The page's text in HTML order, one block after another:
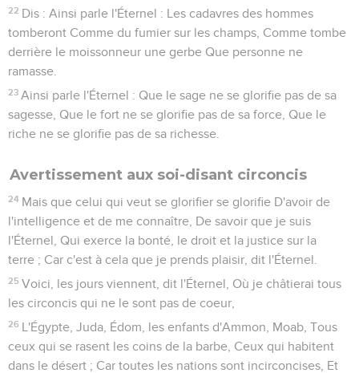
22 Dis : Ainsi parle l'Éternel : Les cadavres des hommes
tomberont Comme du fumier sur les champs, Comme tombe
derrière le moissonneur une gerbe Que personne ne
ramasse.
23 Ainsi parle l'Éternel : Que le sage ne se glorifie pas de sa
sagesse, Que le fort ne se glorifie pas de sa force, Que le
riche ne se glorifie pas de sa richesse.
Avertissement aux soi-disant circoncis
24 Mais que celui qui veut se glorifier se glorifie D'avoir de
l'intelligence et de me connaître, De savoir que je suis
l'Éternel, Qui exerce la bonté, le droit et la justice sur la
terre ; Car c'est à cela que je prends plaisir, dit l'Éternel.
25 Voici, les jours viennent, dit l'Éternel, Où je châtierai tous
les circoncis qui ne le sont pas de coeur,
26 L'Égypte, Juda, Édom, les enfants d'Ammon, Moab, Tous
ceux qui se rasent les coins de la barbe, Ceux qui habitent
dans le désert ; Car toutes les nations sont incirconcises, Et